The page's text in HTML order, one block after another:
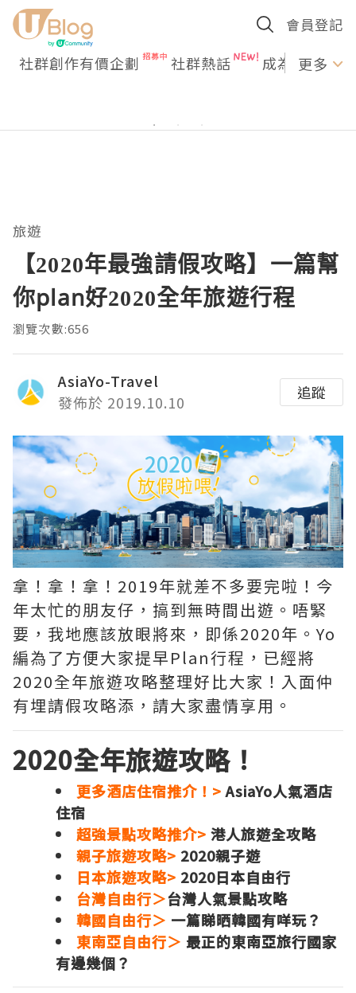
會員登記
社群創作有價企劃 社群熱話 成為U更多
旅遊
【2020年最強請假攻略】一篇幫
你plan好2020全年旅遊行程
瀏覽次數:656
AsiaYo-Travel
發佈於 2019.10.10
追蹤
拿！拿！拿！2019年就差不多要完啦！今
年太忙的朋友仔，搞到無時間出遊。唔緊
要，我地應該放眼將來，即係2020年。Yo
編為了方便大家提早Plan行程，已經將
2020全年旅遊攻略整理好比大家！入面仲
有埋請假攻略添，請大家盡情享用。
2020全年旅遊攻略！
更多酒店住宿推介！>AsiaYo人氣酒店
住宿
超強景點攻略推介> 港人旅遊全攻略
親子旅遊攻略> 2020親子遊
日本旅遊攻略> 2020日本自由行
台灣自由行＞台灣人氣景點攻略
韓國自由行＞ 一篇睇晒韓國有咩玩？
東南亞自由行＞ 最正的東南亞旅行國家
有邊幾個？